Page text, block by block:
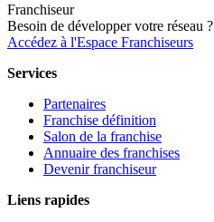
Franchiseur
Besoin de développer votre réseau ?
Accédez à l'Espace Franchiseurs
Services
Partenaires
Franchise définition
Salon de la franchise
Annuaire des franchises
Devenir franchiseur
Liens rapides